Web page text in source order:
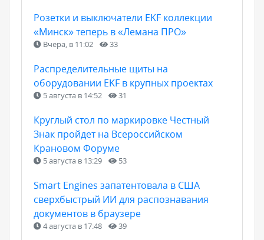
Розетки и выключатели EKF коллекции
«Минск» теперь в «Лемана ПРО»
Вчера, в 11:02 33
Распределительные щиты на
оборудовании EKF в крупных проектах
5 августа в 14:52 31
Круглый стол по маркировке Честный
Знак пройдет на Всероссийском
Крановом Форуме
5 августа в 13:29 53
Smart Engines запатентовала в США
сверхбыстрый ИИ для распознавания
документов в браузере
4 августа в 17:48 39